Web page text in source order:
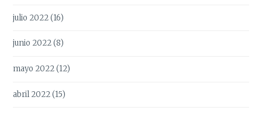
julio 2022(16)
junio 2022(8)
mayo 2022(12)
abril 2022(15)